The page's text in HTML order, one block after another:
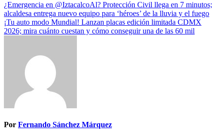
¿Emergencia en @IztacalcoAl? Protección Civil llega en 7 minutos;
alcaldesa entrega nuevo equipo para ‘héroes’ de la lluvia y el fuego
¡Tu auto modo Mundial! Lanzan placas edición limitada CDMX
2026; mira cuánto cuestan y cómo conseguir una de las 60 mil
Por Fernando Sánchez Márquez